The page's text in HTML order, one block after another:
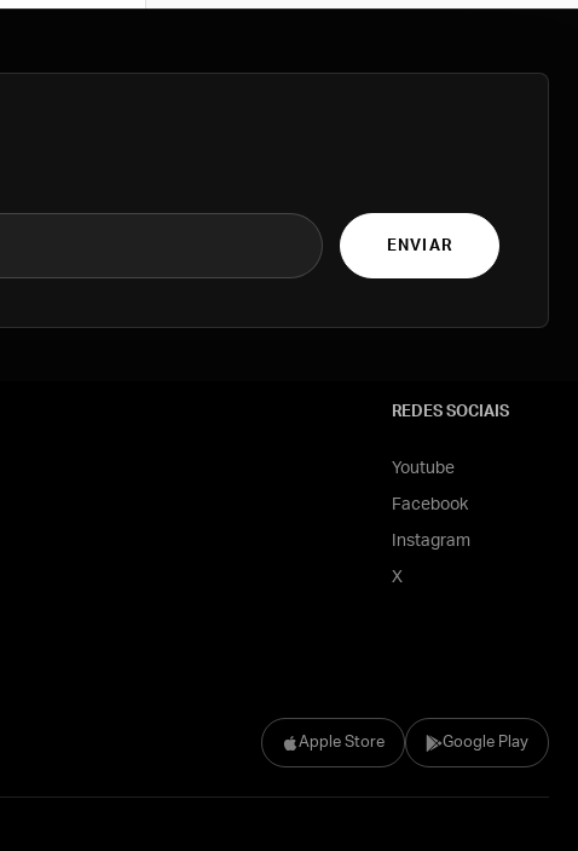
ENVIAR
Apple Store Google Play
REDES SOCIAIS
Youtube
Facebook
Instagram
X